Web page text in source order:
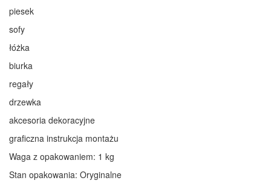
piesek
sofy
łóżka
biurka
regały
drzewka
akcesoria dekoracyjne
graficzna instrukcja montażu
Waga z opakowaniem: 1 kg
Stan opakowania: Oryginalne